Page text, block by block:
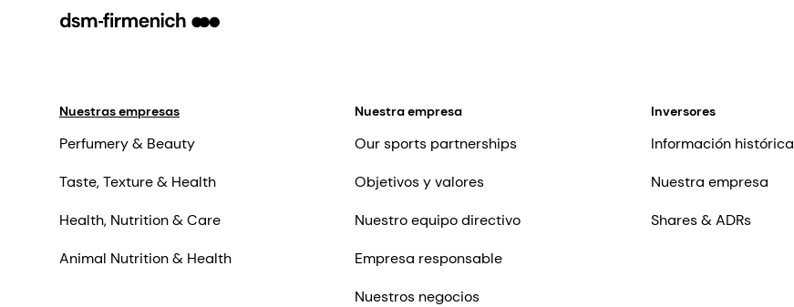
Nuestras empresas
Perfumery & Beauty
Taste, Texture & Health
Health, Nutrition & Care
Animal Nutrition & Health
Nuestra empresa
Our sports partnerships
Objetivos y valores
Nuestro equipo directivo
Empresa responsable
Nuestros negocios
Inversores
Información histórica
Nuestra empresa
Shares & ADRs